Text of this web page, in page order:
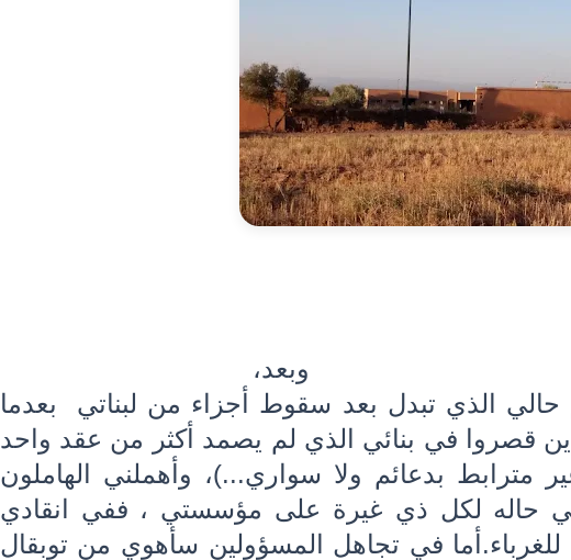
وبعد،
الذي تبدل بعد سقوط أجزاء من لبناتي بعدما
قصروا في بنائي الذي لم يصمد أكثر من عقد واحد
بدعائم ولا سواري...)، وأهملني الهاملون
حاله لكل ذي غيرة على مؤسستي ، ففي انقادي
في تجاهل المسؤولين سأهوي من توبقال